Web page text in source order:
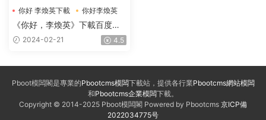
你好 李煥英下載
你好李煥英
你好李煥英百度網盤下載
《你好，李煥英》下載百度網
盤2021HD國語1.62GB高清完
2024-02-21 4.5
Pboot模闆閣是專業的Pbootcms模闆下載站，提供各行業Pbootcms網站模闆
和Pbootcms企業模闆下載。
Copyright © 2014-2025 Pboot模闆閣 Powered by Pbootcms 京ICP備
2022034775号